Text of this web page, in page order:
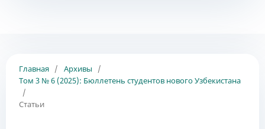
Главная / Архивы
/
Том 3 № 6 (2025): Бюллетень студентов нового Узбекистана
/
Статьи